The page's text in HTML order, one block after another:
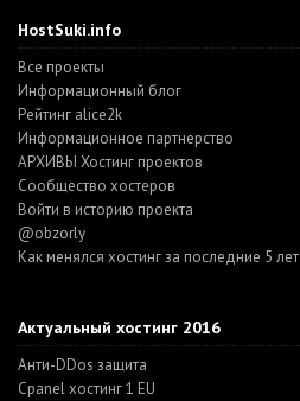
HostSuki.info
Все проекты
Информационный блог
Рейтинг alice2k
Информационное партнерство
АРХИВЫ Хостинг проектов
Cообщество хостеров
Войти в историю проекта
@obzorly
Как менялся хостинг за последние 5 лет
Актуальный хостинг 2016
Анти-DDos защита
Cpanel хостинг 1 EU